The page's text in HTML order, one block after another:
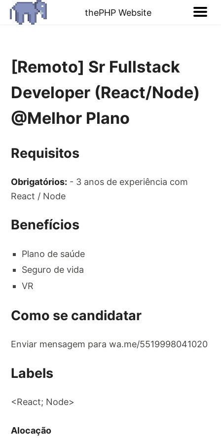
thePHP Website
[Remoto] Sr Fullstack
Developer (React/Node)
@Melhor Plano
Requisitos
Obrigatórios: - 3 anos de experiência com
React / Node
Benefícios
Plano de saúde
Seguro de vida
VR
Como se candidatar
Enviar mensagem para wa.me/5519998041020
Labels
<React; Node>
Alocação